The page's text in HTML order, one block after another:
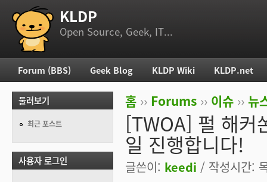
부 메뉴 KLDP
Open Source, Geek, IT...
현재 위치
홈 ›› Forums ›› 이슈 ›› 뉴
[TWOA] 펄 해
일 진행합니다!
글쓴이: keedi / 작성시간:
주 메뉴
Forum (BBS) Geek Blog KLDP Wiki KLDP.net
둘러보기
최근 포스트
사용자 로그인